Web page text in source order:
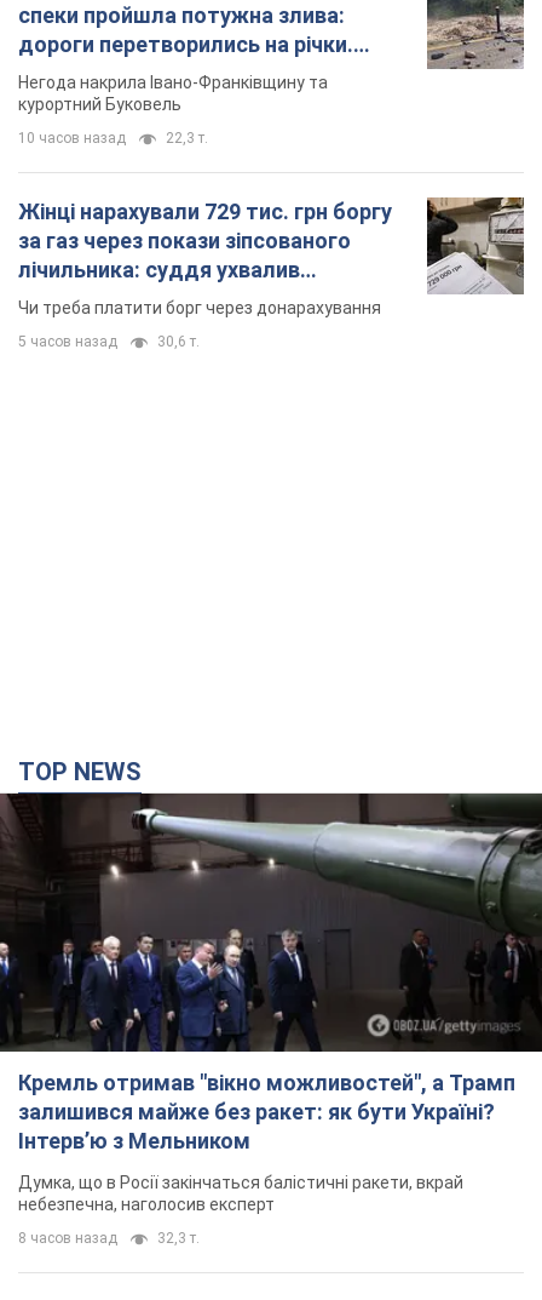
спеки пройшла потужна злива:
дороги перетворились на річки.
Відео
Негода накрила Івано-Франківщину та
курортний Буковель
10 часов назад 22,3 т.
Жінці нарахували 729 тис. грн боргу
за газ через покази зіпсованого
лічильника: суддя ухвалив
неочікуване рішення
Чи треба платити борг через донарахування
5 часов назад 30,6 т.
TOP NEWS
Кремль отримав "вікно можливостей", а Трамп
залишився майже без ракет: як бути Україні?
Інтерв’ю з Мельником
Думка, що в Росії закінчаться балістичні ракети, вкрай
небезпечна, наголосив експерт
8 часов назад 32,3 т.